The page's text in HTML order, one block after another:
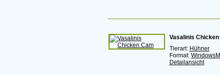
Vasalinis Chicken
Tierart: Hühner
Format:
Detailansicht